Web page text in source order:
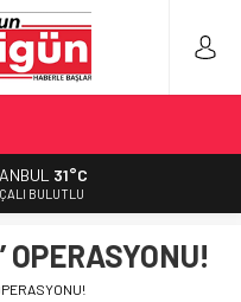
EN BÜYÜK HATALAR
31°C
BULUTLU
OPERASYONU!